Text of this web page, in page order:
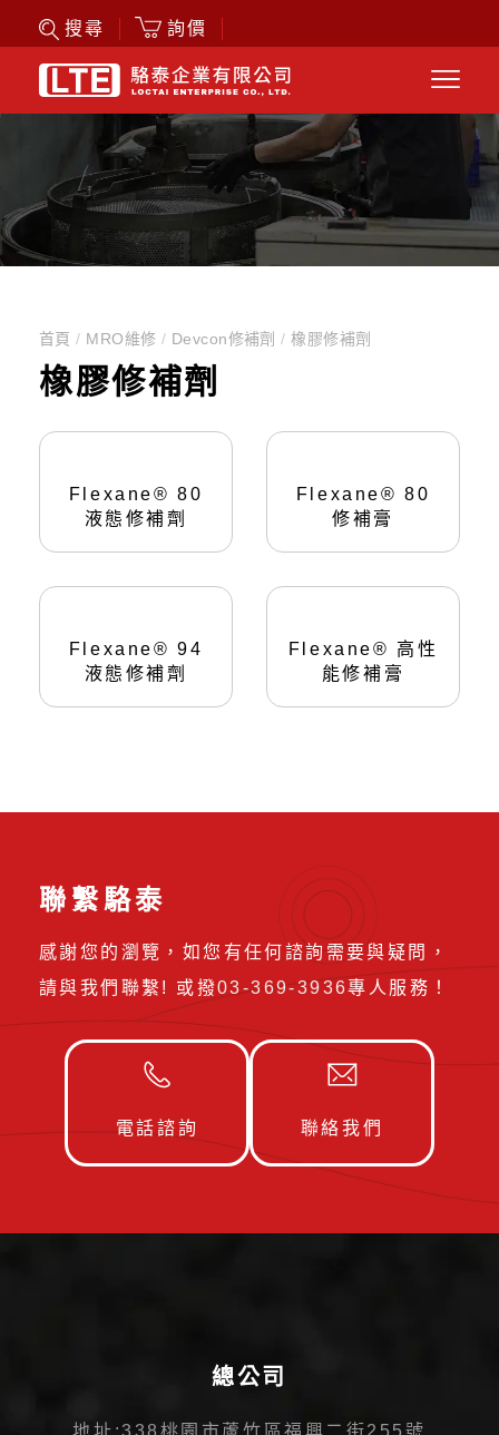
搜尋 詢價
首頁/ MRO維修 / Devcon修補劑/ 橡膠修補劑
橡膠修補劑
Flexane® 80
液態修補劑
Flexane® 80
修補膏
Flexane® 94
液態修補劑
Flexane® 高性
能修補膏
聯繫駱泰
感謝您的瀏覽，如您有任何諮詢需要與疑問，
請與我們聯繫! 或撥03-369-3936專人服務！
電話諮詢 聯絡我們
總公司